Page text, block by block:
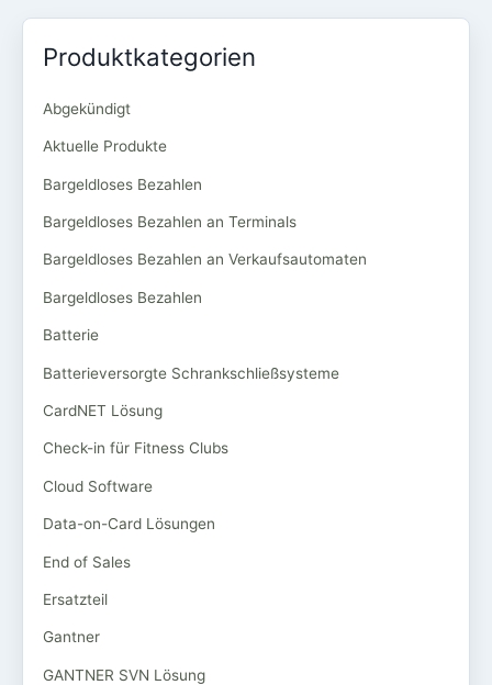
Produktkategorien
Abgekündigt
Aktuelle Produkte
Bargeldloses Bezahlen
Bargeldloses Bezahlen an Terminals
Bargeldloses Bezahlen an Verkaufsautomaten
Bargeldloses Bezahlen
Batterie
Batterieversorgte Schrankschließsysteme
CardNET Lösung
Check-in für Fitness Clubs
Cloud Software
Data-on-Card Lösungen
End of Sales
Ersatzteil
Gantner
GANTNER SVN Lösung